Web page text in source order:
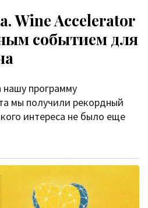
Wine Accelerator
событием для
программу
мы получили рекордный
интереса не было еще